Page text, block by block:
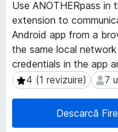
Use ANOTHERpass
extension to
Android app from a
the same local
credentials in the app
4 (1 revizuire)
4 (1 revizuire) 7 7
Descarcă
e
x
t
e
n
s
i
e